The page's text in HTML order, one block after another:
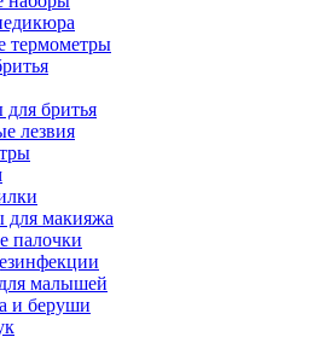
термометры
бритья
лезвия
для макияжа
палочки
малышей
и беруши